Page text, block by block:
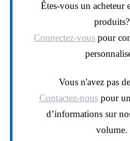
Êtes-vous un acheteur
produits?
Connectez-vous pour
Vous n'avez pas
Contactez-nouspour
d’informations sur
volume.